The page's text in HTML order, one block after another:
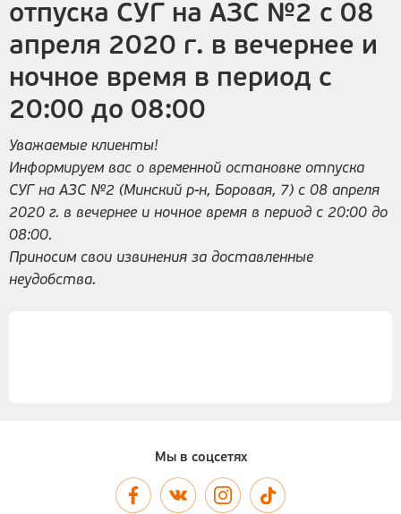
отпуска СУГ на АЗС №2 с 08
апреля 2020 г. в вечернее и
ночное время в период с
20:00 до 08:00
Уважаемые клиенты!
Информируем вас о временной остановке отпуска
СУГ на АЗС №2 (Минский р-н, Боровая, 7) с 08 апреля
2020 г. в вечернее и ночное время в период с 20:00 до
08:00.
Приносим свои извинения за доставленные
неудобства.
Мы в соцсетях